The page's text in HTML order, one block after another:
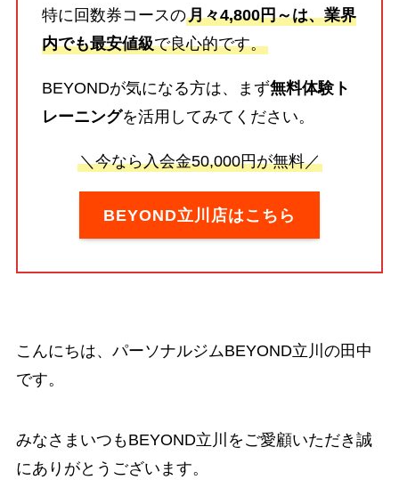
特に回数券コースの月々4,800円～は、業界
内でも最安値級で良心的です。
BEYONDが気になる方は、まず無料体験ト
レーニングを活用してみてください。
＼今なら入会金50,000円が無料／
BEYOND立川店はこちら
こんにちは、パーソナルジムBEYOND立川の田中
です。
みなさまいつもBEYOND立川をご愛顧いただき誠
にありがとうございます。